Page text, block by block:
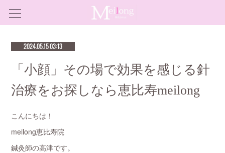
2024.05.15 03:13
「小顔」その場で効果を感じる針
治療をお探しなら恵比寿meilong
こんにちは！
meilong恵比寿院
鍼灸師の高津です。